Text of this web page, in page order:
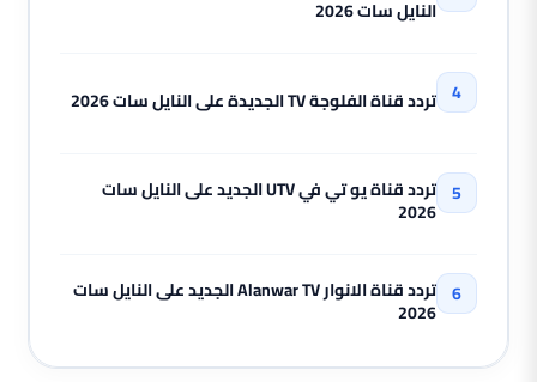
النايل سات 2026
تردد قناة الفلوجة TV الجديدة على النايل سات 2026
تردد قناة يو تي في UTV الجديد على النايل سات
2026
تردد قناة الانوار Alanwar TV الجديد على النايل سات
2026